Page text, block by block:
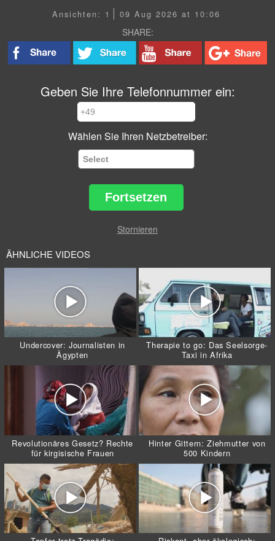
Ansichten: 1 09 Aug 2026 at 10:06
SHARE:
Geben Sie Ihre Telefonnummer ein:
Wählen Sie Ihren Netzbetreiber:
Fortsetzen
Stornieren
ÄHNLICHE VIDEOS
Undercover: Journalisten in
Ägypten
Therapie to go: Das Seelsorge-
Taxi in Afrika
Revolutionäres Gesetz? Rechte
für kirgisische Frauen
Hinter Gittern: Ziehmutter von
500 Kindern